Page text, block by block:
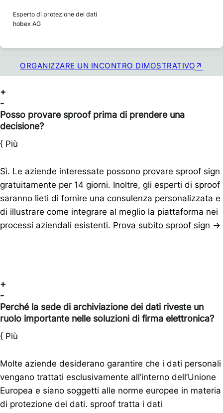
Esperto di protezione dei dati
hobex AG
ORGANIZZARE UN INCONTRO DIMOSTRATIVO
+
-
Posso provare sproof prima di prendere una
decisione?
{ Più
Sì. Le aziende interessate possono provare sproof sign
gratuitamente per 14 giorni. Inoltre, gli esperti di sproof
saranno lieti di fornire una consulenza personalizzata e
di illustrare come integrare al meglio la piattaforma nei
processi aziendali esistenti. Prova subito sproof sign →
+
-
Perché la sede di archiviazione dei dati riveste un
ruolo importante nelle soluzioni di firma elettronica?
{ Più
Molte aziende desiderano garantire che i dati personali
vengano trattati esclusivamente all’interno dell’Unione
Europea e siano soggetti alle norme europee in materia
di protezione dei dati. sproof tratta i dati